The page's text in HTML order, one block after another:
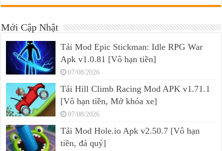
Mới Cập Nhật
Tải Mod Epic Stickman: Idle RPG War
Apk v1.0.81 [Vô hạn tiền]
07/08/2026
Tải Hill Climb Racing Mod APK v1.71.1
[Vô hạn tiền, Mở khóa xe]
07/08/2026
Tải Mod Hole.io Apk v2.50.7 [Vô hạn
tiền, đá quý]